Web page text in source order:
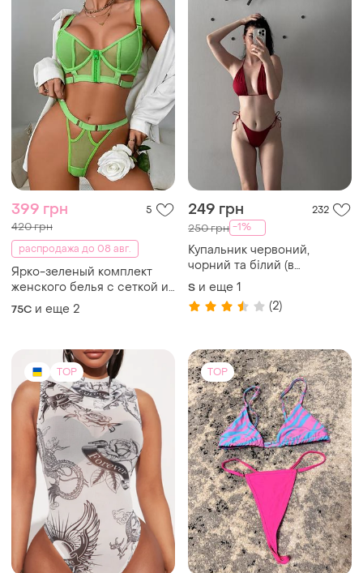
399 грн 5
420 грн
распродажа до 08 авг.
Ярко-зеленый комплект
женского белья с сеткой и
молнией, эротический
бюстгальтер и стринги,
прозрачный кружевной
набор, сексуальное нижнее
белье
75C и еще
249 грн
-1%
Купальник червоний,
чорний та білий (в
наявності багато)
S и еще 1
TOP
455 грн
Носи своє
Боди евро сетка с тату
принтом
199 грн 5
Купальник збірний
S и еще 1